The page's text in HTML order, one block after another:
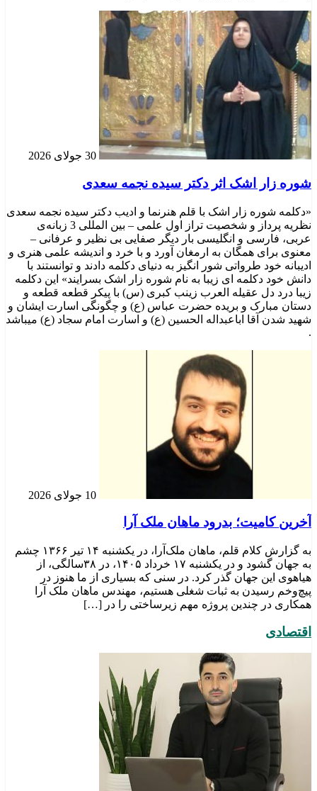
30 جولای 2026
شوره زار اشک اثر دکتر سیده نجمه سعدی
«دکلمه شوره زار اشک با قلم هنرنما و ادیب دکتر سیده نجمه سعدی
نظریه پرداز و شخصیت تراز اول علمی – بین المللی 3 زبانه‌ی
عربی، فارسی و انگلیسی بار دیگر صفایی بی نظیر و عرفانی –
معنوی برای همگان به ارمغان آورد و با خرد و اندیشه علمی هنری و
ادیبانه خود طرواتی شور انگیز به دنیای دکلمه دادند و توانستند با
دانش خود دکلمه ای زیبا به نام شوره زار اشک بسرایند» این دکلمه
زیبا درد دل عقیله العرب زینب کبری (س) با پیکر قطعه قطعه و
دستان مبارک و بریده حضرت عباس (ع) و چگونگی اسارت ایشان و
شهید شدن آقا اباعبداله الحسین (ع) و اسارت امام سجاد (ع) میباشد
.
10 جولای 2026
​آخرین کامیت؛ بدرود ماهان ملک آرا
به گزارش کلام قلم، ماهان ملک‌آرا، در یکشنبه ۱۴ تیر ۱۳۶۶ چشم
به جهان گشود و در یکشنبه ۱۷ خرداد ۱۴۰۵، در ۳۸سالگی، از
هیاهوی این جهان گذر کرد. در سنی که بسیاری از ما هنوز در
پیچ‌وخم رسیدن به ثبات شغلی هستیم، مهندس ماهان ملک آرا
همکاری در چندین پروژه مهم زیرساختی را در […]
اقتصادی